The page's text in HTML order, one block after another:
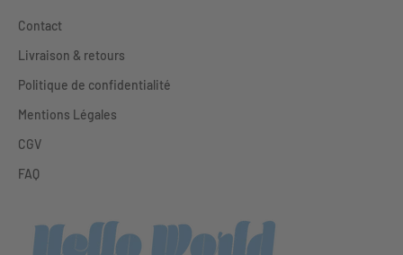
Contact
Livraison & retours
Politique de confidentialité
Mentions Légales
CGV
FAQ